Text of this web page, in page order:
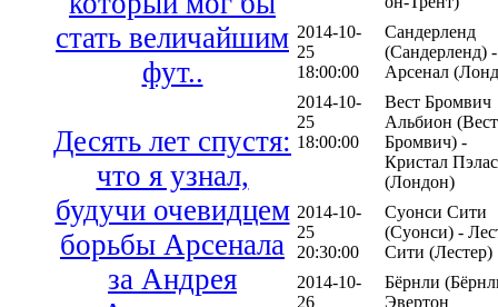
стать величайшим
фут..
Десять лет спустя:
что я узнал,
будучи очевидцем
борьбы Арсенала
за Андрея
2014-10-
25
18:00:00
Сандерленд
(Сандерленд) -
Арсенал
2014-10-
25
18:00:00
Вест Бромвич
Альбион (Вест
Бромвич) -
Кристал Пэлас
(Лондон)
2014-10-
25
20:30:00
Суонси Сити
(Суонси) -
Сити (Лестер)
2014-10-
26
Бёрнли
Эвертон